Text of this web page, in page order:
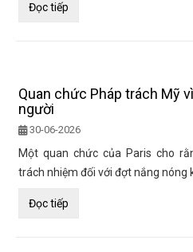
Đọc tiếp
Quan chức Pháp trách Mỹ
người
30-06-2026
Một quan chức của Paris cho
trách nhiệm đối với đợt nắng nóng
Đọc tiếp